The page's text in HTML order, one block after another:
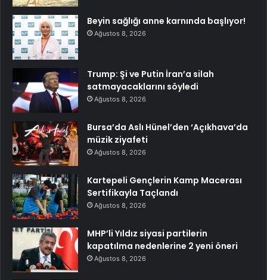
Beyin sağlığı anne karnında başlıyor!
Ağustos 8, 2026
Trump: Şi ve Putin İran’a silah
satmayacaklarını söyledi
Ağustos 8, 2026
Bursa’da Aslı Hünel’den ‘Açıkhava’da
müzik ziyafeti
Ağustos 8, 2026
Kartepeli Gençlerin Kamp Macerası
Sertifikayla Taçlandı
Ağustos 8, 2026
MHP’li Yıldız siyasi partilerin
kapatılma nedenlerine 2 yeni öneri
Ağustos 8, 2026